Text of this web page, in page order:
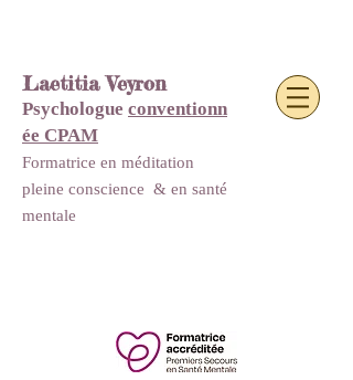
Laetitia Veyron
Psychologue conventionn
ée CPAM
Formatrice en méditation
pleine conscience & en santé
mentale